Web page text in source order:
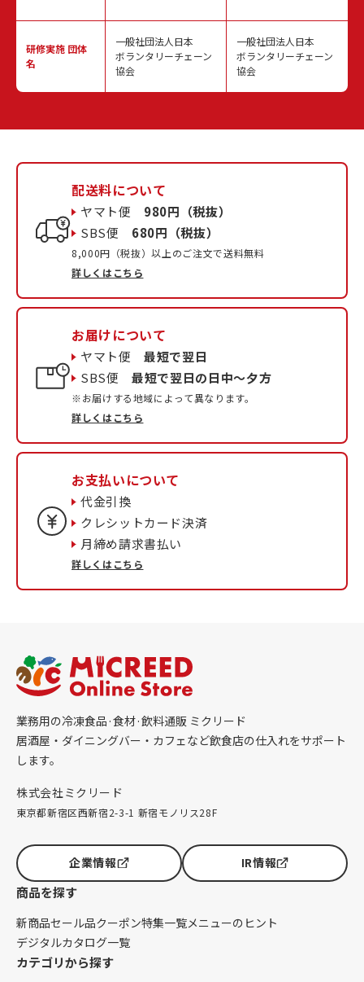
研修実施 団体
名
一般社団法人日本
ボランタリーチェーン
協会
一般社団法人日本
ボランタリーチェーン
協会
配送料について
ヤマト便 980円（税抜）
SBS便 680円（税抜）
8,000円（税抜）以上のご注文で送料無料
詳しくはこちら
お届けについて
ヤマト便最短で翌日
SBS便最短で翌日の日中〜夕方
※お届けする地域によって異なります。
詳しくはこちら
お支払いについて
代金引換
クレシットカード決済
月締め請求書払い
詳しくはこちら
業務用の冷凍食品·食材·飲料通販 ミクリード
居酒屋・ダイニングバー・カフェなど飲食店の仕入れをサポート
します。
株式会社ミクリード
東京都新宿区西新宿2-3-1 新宿モノリス28F
企業情報 IR情報
商品を探す
新商品セール品クーポン特集一覧メニューのヒント
デジタルカタログ一覧
カテゴリから探す